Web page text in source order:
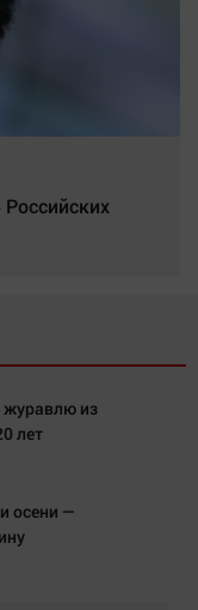
журавлю из
лет
осени —